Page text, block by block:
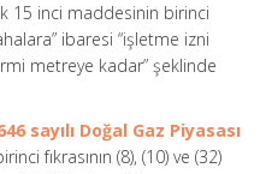
15 inci maddesinin birinci
ibaresi “işletme izni
metreye kadar” şeklinde
sayılı Doğal Gaz Piyasası
fıkrasının (8), (10) ve (32)